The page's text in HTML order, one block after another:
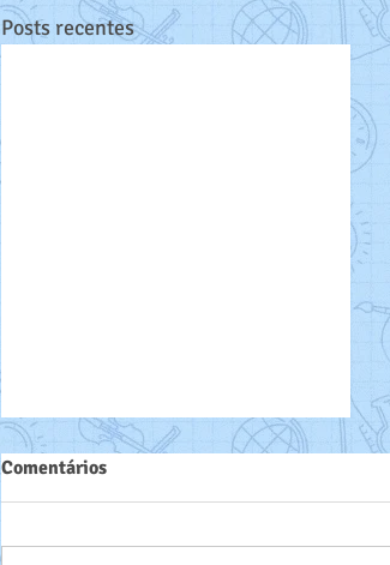
Posts recentes
Comentários